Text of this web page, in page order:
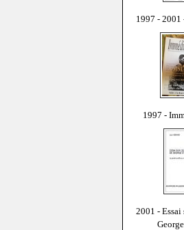
1997 - 2001
1997 -
2001 -